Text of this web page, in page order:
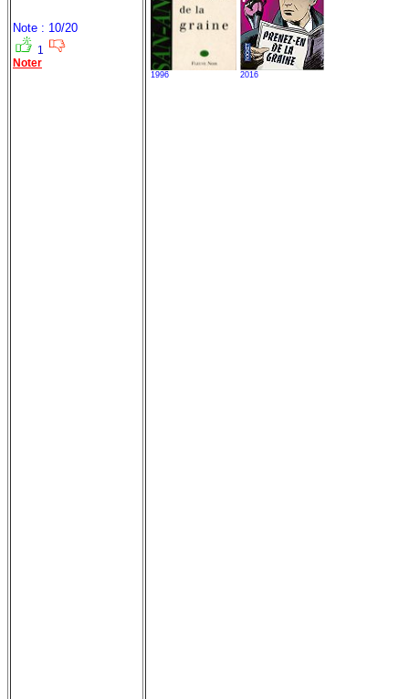
Note : 10/20
1
Noter
1996 2016